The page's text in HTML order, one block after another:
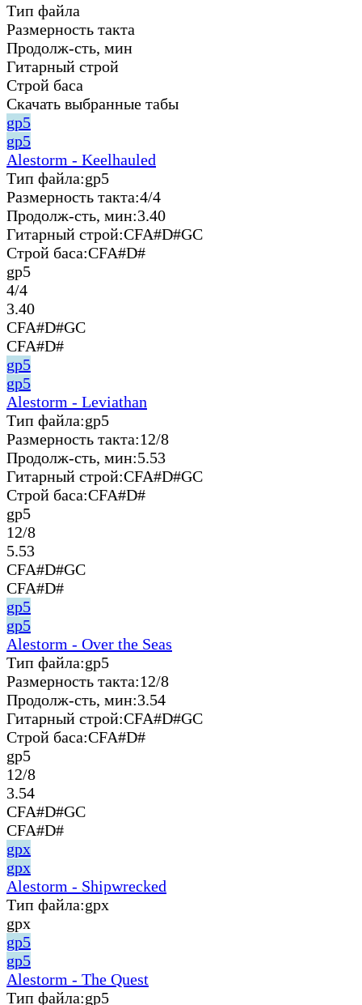
Тип файла
Размерность такта
Продолж-сть, мин
Гитарный строй
Строй баса
Скачать выбранные табы
gp5
gp5
Alestorm - Keelhauled
Тип файла:gp5
Размерность такта:4/4
Продолж-сть, мин:3.40
Гитарный строй:CFA#D#GC
Строй баса:CFA#D#
gp5
4/4
3.40
CFA#D#GC
CFA#D#
gp5
gp5
Alestorm - Leviathan
Тип файла:gp5
Размерность такта:12/8
Продолж-сть, мин:5.53
Гитарный строй:CFA#D#GC
Строй баса:CFA#D#
gp5
12/8
5.53
CFA#D#GC
CFA#D#
gp5
gp5
Alestorm - Over the Seas
Тип файла:gp5
Размерность такта:12/8
Продолж-сть, мин:3.54
Гитарный строй:CFA#D#GC
Строй баса:CFA#D#
gp5
12/8
3.54
CFA#D#GC
CFA#D#
gpx
gpx
Alestorm - Shipwrecked
Тип файла:gpx
gpx
gp5
gp5
Alestorm - The Quest
Тип файла:gp5